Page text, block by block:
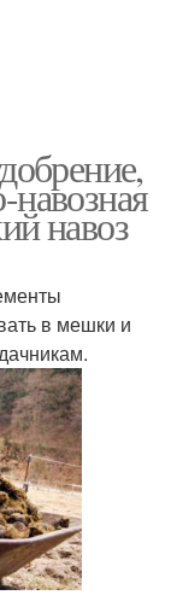
навоз
в мешки и